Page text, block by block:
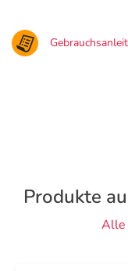
Produkte
Alle